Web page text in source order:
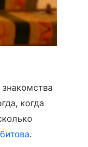
когда
.